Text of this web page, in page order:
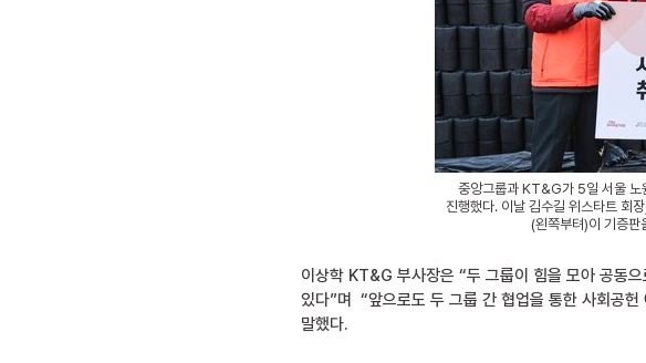
중앙그룹과 KT&G가 5일 서울 노
진행했다. 이날 김수길 위스타트 회
(왼쪽부텨)이 기증
이상학 KT&G 부사장은 “두 그룹이 힘을 모아 공동
있다”며 “앞으로도 두 그룹 간 협업을 통한 사회공
말했다.